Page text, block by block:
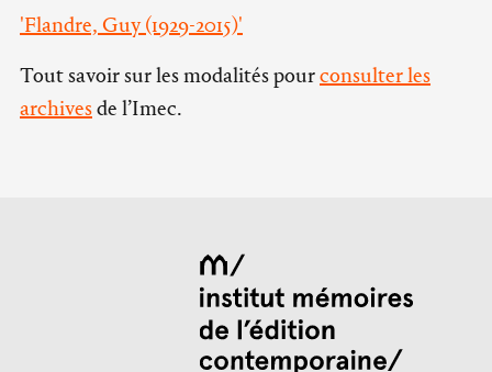
'Flandre, Guy (1929-2015)'
Tout savoir sur les modalités pourconsulter les
archivesde l’Imec.